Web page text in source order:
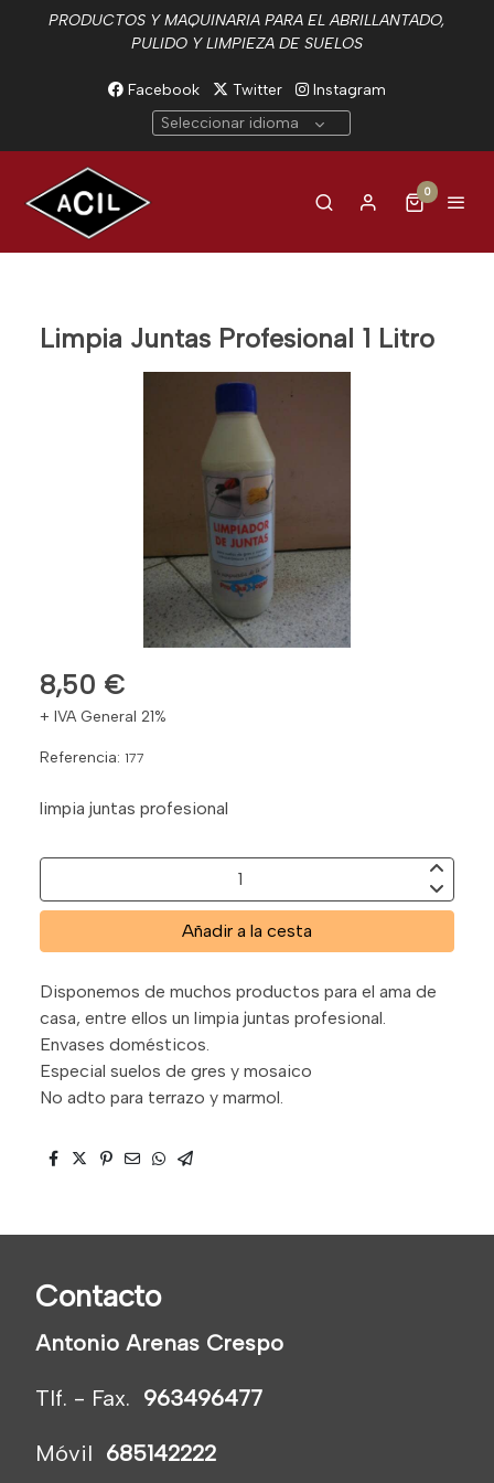
PRODUCTOS Y MAQUINARIA PARA EL ABRILLANTADO,
PULIDO Y LIMPIEZA DE SUELOS
Facebook Twitter
Instagram
Seleccionar idioma
0
Limpia Juntas Profesional 1 Litro
8,50 €
+ IVA General 21%
Referencia: 177
limpia juntas profesional
Añadir a la cesta
Disponemos de muchos productos para el ama de
casa, entre ellos un limpia juntas profesional.
Envases domésticos.
Especial suelos de gres y mosaico
No adto para terrazo y marmol.
Contacto
Antonio Arenas Crespo
Tlf. - Fax. 963496477
Móvil 685142222